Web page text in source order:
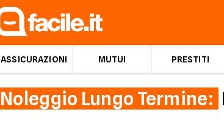
ASSICURAZIONI MUTUI PRESTITI
Noleggio Lungo Termine: